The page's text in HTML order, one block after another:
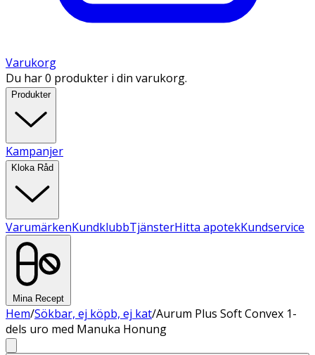
Varukorg
Du har 0 produkter i din varukorg.
Produkter
Kampanjer
Kloka Råd
VarumärkenKundklubbTjänsterHitta apotekKundservice
Mina Recept
Hem/Sökbar, ej köpb, ej kat/Aurum Plus Soft Convex 1-
dels uro med Manuka Honung